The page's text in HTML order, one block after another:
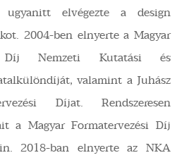
ugyanitt elvégezte a design
2004-ben elnyerte a Magyar
Díj Nemzeti Kutatási és
valamint a Juhász
Díjat. Rendszeresen
a Magyar Formatervezési Díj
2018-ban elnyerte az NKA